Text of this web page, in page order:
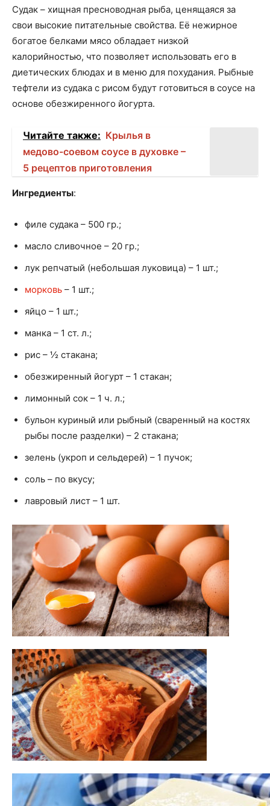
Судак – хищная пресноводная рыба, ценящаяся за
свои высокие питательные свойства. Её нежирное
богатое белками мясо обладает низкой
калорийностью, что позволяет использовать его в
диетических блюдах и в меню для похудания. Рыбные
тефтели из судака с рисом будут готовиться в соусе на
основе обезжиренного йогурта.
Читайте также: Крылья в
медово-соевом соусе в духовке –
5 рецептов приготовления
Ингредиенты:
филе судака – 500 гр.;
масло сливочное – 20 гр.;
лук репчатый (небольшая луковица) – 1 шт.;
морковь – 1 шт.;
яйцо – 1 шт.;
манка – 1 ст. л.;
рис – ½ стакана;
обезжиренный йогурт – 1 стакан;
лимонный сок – 1 ч. л.;
бульон куриный или рыбный (сваренный на костях
рыбы после разделки) – 2 стакана;
зелень (укроп и сельдерей) – 1 пучок;
соль – по вкусу;
лавровый лист – 1 шт.